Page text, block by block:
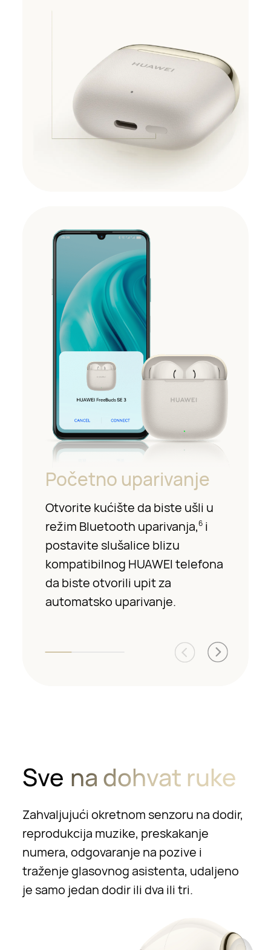
Početno uparivanje
Otvorite kućište da biste ušli u
režim Bluetooth uparivanja,6i
postavite slušalice blizu
kompatibilnog HUAWEI telefona
da biste otvorili upit za
automatsko uparivanje.
Sve na dohvat ruke
Zahvaljujući okretnom senzoru na dodir,
reprodukcija muzike, preskakanje
numera, odgovaranje na pozive i
traženje glasovnog asistenta, udaljeno
je samo jedan dodir ili dva ili tri.